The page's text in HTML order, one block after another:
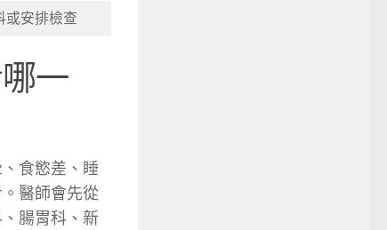
或安排檢查
一
食慾差、睡
醫師會先從
腸胃科、新